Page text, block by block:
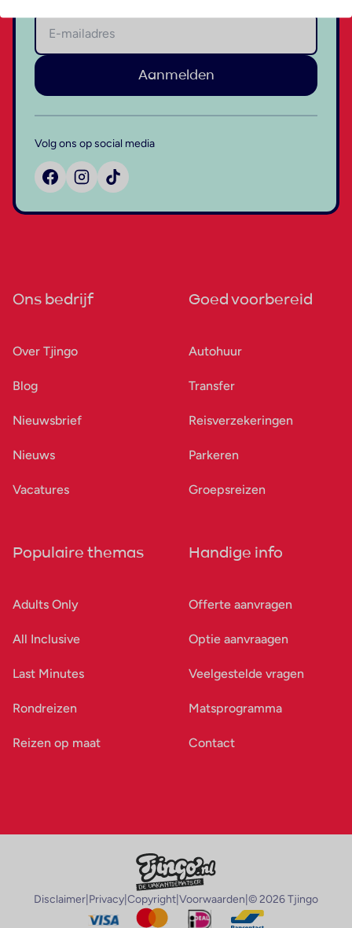
Aanmelden
Volg ons op social media
Ons bedrijf
Over Tjingo
Blog
Nieuwsbrief
Nieuws
Vacatures
Goed voorbereid
Autohuur
Transfer
Reisverzekeringen
Parkeren
Groepsreizen
Populaire themas
Adults Only
All Inclusive
Last Minutes
Rondreizen
Reizen op maat
Handige info
Offerte aanvragen
Optie aanvraagen
Veelgestelde vragen
Matsprogramma
Contact
Disclaimer Privacy Copyright Voorwaarden © 2026 Tjingo